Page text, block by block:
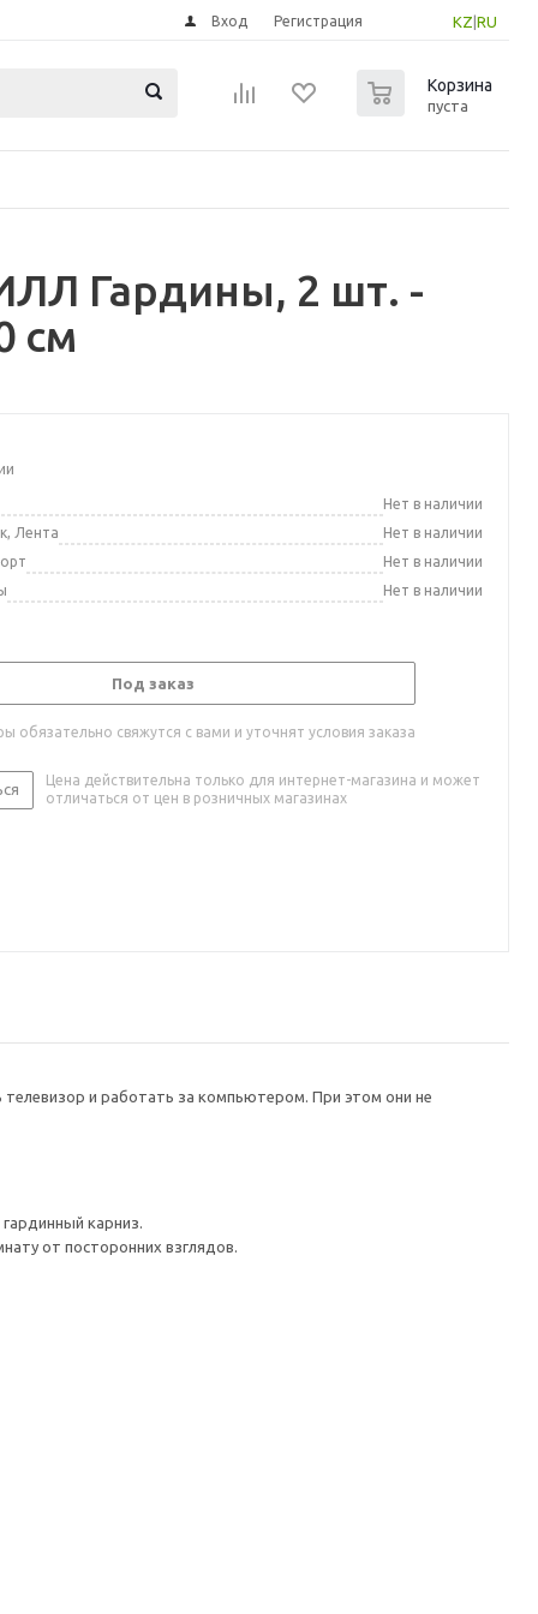
KZ RU
Вход Регистрация
Корзина
пуста
Гардины, 2 шт. -
см
Нет в наличии
Лента
Нет в наличии
Нет в наличии
Нет в наличии
Под заказ
обязательно свяжутся с вами и уточнят условия заказа
Цена действительна только для интернет-магазина и может
отличаться от цен в розничных магазинах
и работать за компьютером. При этом они не
карниз.
от посторонних взглядов.